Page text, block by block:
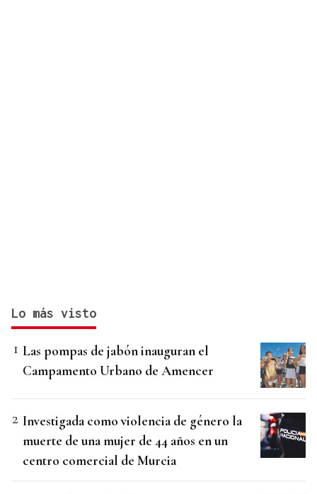
Lo más visto
Las pompas de jabón inauguran el
Campamento Urbano de Amencer
Investigada como violencia de género la
muerte de una mujer de 44 años en un
centro comercial de Murcia